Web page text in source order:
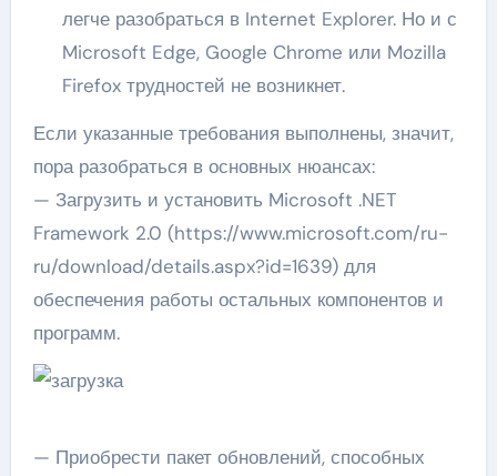
легче разобраться в Internet Explorer. Но и с
Microsoft Edge, Google Chrome или Mozilla
Firefox трудностей не возникнет.
Если указанные требования выполнены, значит,
пора разобраться в основных нюансах:
— Загрузить и установить Microsoft .NET
Framework 2.0 (https://www.microsoft.com/ru-
ru/download/details.aspx?id=1639) для
обеспечения работы остальных компонентов и
программ.
— Приобрести пакет обновлений, способных